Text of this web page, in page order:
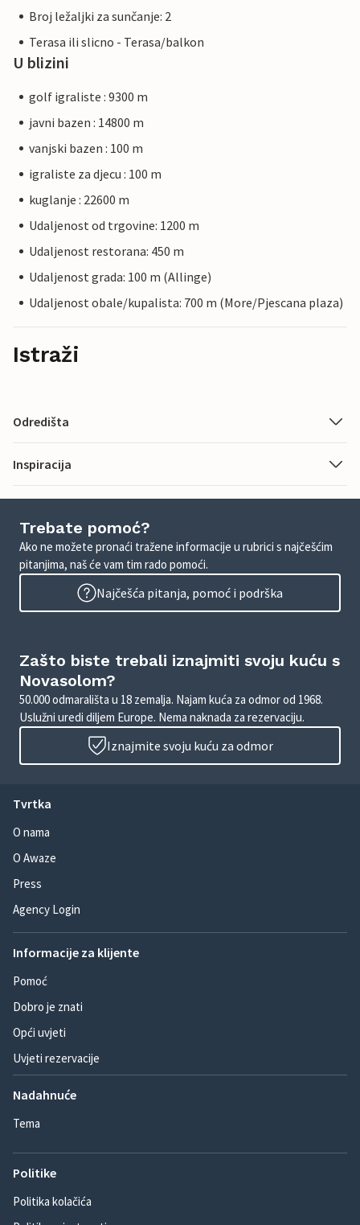
Broj ležaljki za sunčanje: 2
Terasa ili slicno - Terasa/balkon
U blizini
golf igraliste : 9300 m
javni bazen : 14800 m
vanjski bazen : 100 m
igraliste za djecu : 100 m
kuglanje : 22600 m
Udaljenost od trgovine: 1200 m
Udaljenost restorana: 450 m
Udaljenost grada: 100 m (Allinge)
Udaljenost obale/kupalista: 700 m (More/Pjescana plaza)
Istraži
Odredišta
Inspiracija
Trebate pomoć?
Ako ne možete pronaći tražene informacije u rubrici s najčešćim
pitanjima, naš će vam tim rado pomoći.
Najčešća pitanja, pomoć i podrška
Zašto biste trebali iznajmiti svoju kuću s
Novasolom?
50.000 odmarališta u 18 zemalja. Najam kuća za odmor od 1968.
Uslužni uredi diljem Europe. Nema naknada za rezervaciju.
Iznajmite svoju kuću za odmor
Tvrtka
O nama
O Awaze
Press
Agency Login
Informacije za klijente
Pomoć
Dobro je znati
Opći uvjeti
Uvjeti rezervacije
Nadahnuće
Tema
Politike
Politika kolačića